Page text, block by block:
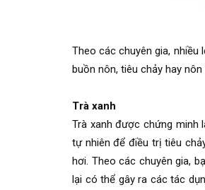
Theo các chuyên gia,
buồn nôn, tiêu chảy hay
Trà xanh
Trà xanh được chứng minh
tự nhiên để điều trị tiêu
hơi. Theo các chuyên gia,
lại có thể gây ra các tác